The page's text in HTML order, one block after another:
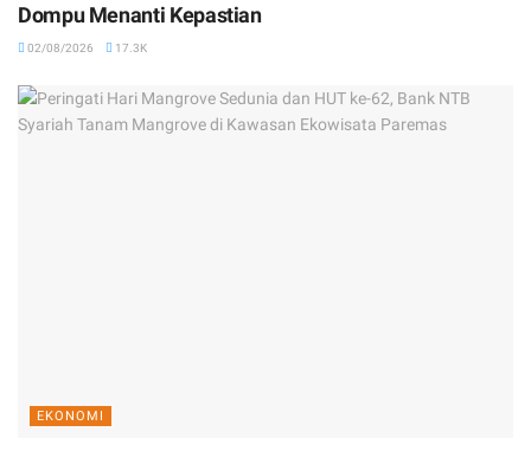
Dompu Menanti Kepastian
02/08/2026 17.3K
EKONOMI